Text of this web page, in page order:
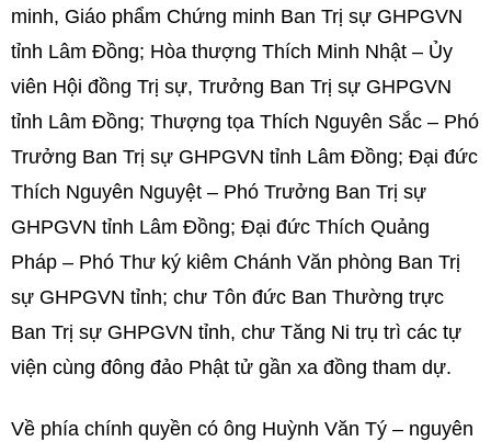
minh, Giáo phẩm Chứng minh Ban Trị sự GHPGVN
tỉnh Lâm Đồng; Hòa thượng Thích Minh Nhật – Ủy
viên Hội đồng Trị sự, Trưởng Ban Trị sự GHPGVN
tỉnh Lâm Đồng; Thượng tọa Thích Nguyên Sắc – Phó
Trưởng Ban Trị sự GHPGVN tỉnh Lâm Đồng; Đại đức
Thích Nguyên Nguyệt – Phó Trưởng Ban Trị sự
GHPGVN tỉnh Lâm Đồng; Đại đức Thích Quảng
Pháp – Phó Thư ký kiêm Chánh Văn phòng Ban Trị
sự GHPGVN tỉnh; chư Tôn đức Ban Thường trực
Ban Trị sự GHPGVN tỉnh, chư Tăng Ni trụ trì các tự
viện cùng đông đảo Phật tử gần xa đồng tham dự.
Về phía chính quyền có ông Huỳnh Văn Tý – nguyên